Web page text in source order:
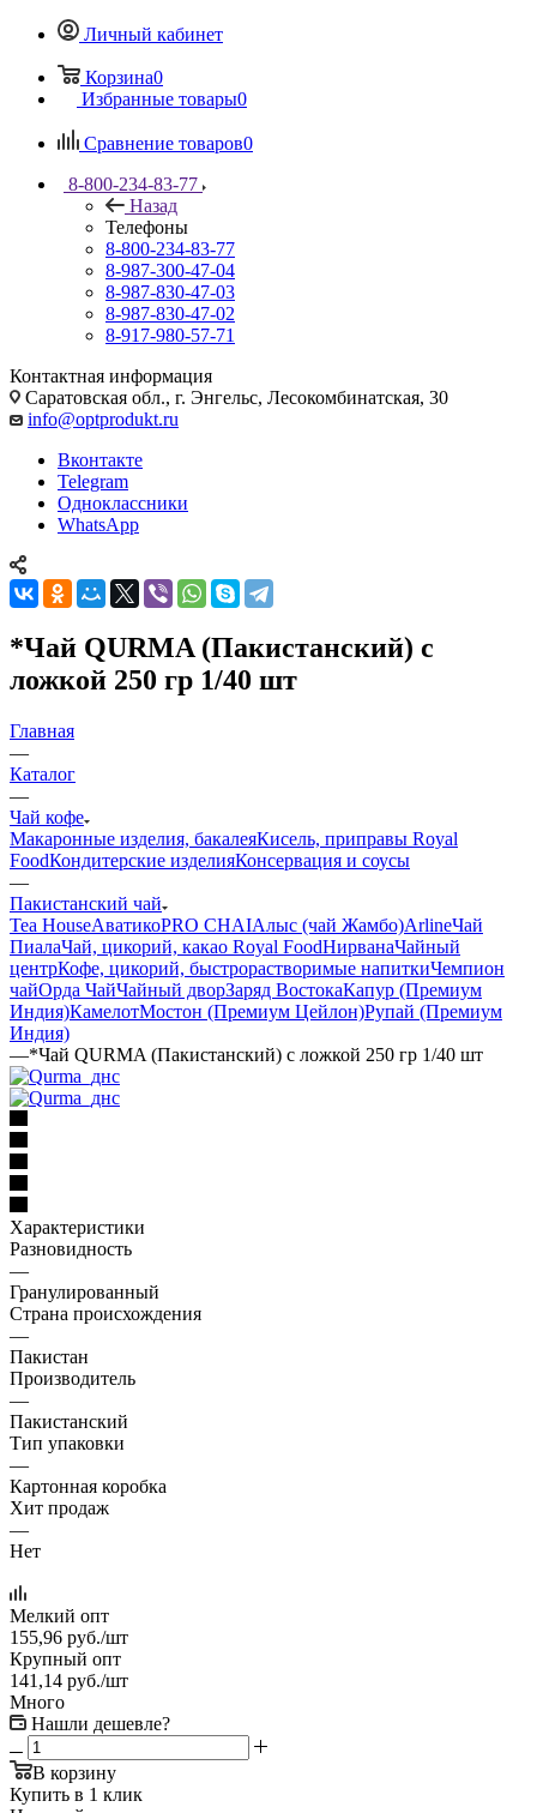
Личный кабинет
Корзина0
Избранные товары0
Сравнение товаров0
8-800-234-83-77
Назад
Телефоны
8-800-234-83-77
8-987-300-47-04
8-987-830-47-03
8-987-830-47-02
8-917-980-57-71
Контактная информация
Саратовская обл., г. Энгельс, Лесокомбинатская, 30
info@optprodukt.ru
Вконтакте
Telegram
Одноклассники
WhatsApp
*Чай QURMA (Пакистанский) с
ложкой 250 гр 1/40 шт
Главная
—
Каталог
—
Чай кофе
Макаронные изделия, бакалеяКисель, приправы Royal
FoodКондитерские изделияКонсервация и соусы
—
Пакистанский чай
Tea HouseАватикоPRO CHAIАлыс (чай Жамбо)ArlineЧай
ПиалаЧай, цикорий, какао Royal FoodНирванаЧайный
центрКофе, цикорий, быстрорастворимые напиткиЧемпион
чайОрда ЧайЧайный дворЗаряд ВостокаКапур (Премиум
Индия)КамелотМостон (Премиум Цейлон)Рупай (Премиум
Индия)
—*Чай QURMA (Пакистанский) с ложкой 250 гр 1/40 шт
Характеристики
Разновидность
—
Гранулированный
Страна происхождения
—
Пакистан
Производитель
—
Пакистанский
Тип упаковки
—
Картонная коробка
Хит продаж
—
Нет
Мелкий опт
155,96 руб./шт
Крупный опт
141,14 руб./шт
Много
Нашли дешевле?
В корзину
Купить в 1 клик